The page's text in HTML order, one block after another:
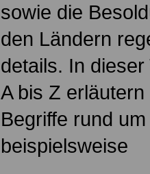
sowie die
den Ländern
details. In
A bis Z
Begriffe rund
beispielsweise